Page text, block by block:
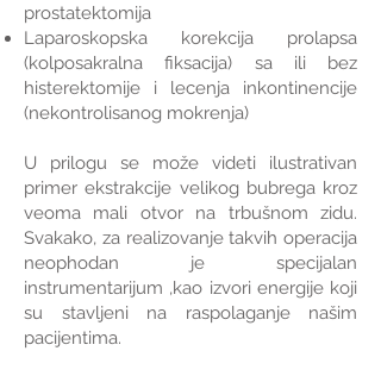
prostatektomija
Laparoskopska korekcija prolapsa
(kolposakralna fiksacija) sa ili bez
histerektomije i lecenja inkontinencije
(nekontrolisanog mokrenja)
U prilogu se može videti ilustrativan
primer ekstrakcije velikog bubrega kroz
veoma mali otvor na trbušnom zidu.
Svakako, za realizovanje takvih operacija
neophodan je specijalan
instrumentarijum ,kao izvori energije koji
su stavljeni na raspolaganje našim
pacijentima.